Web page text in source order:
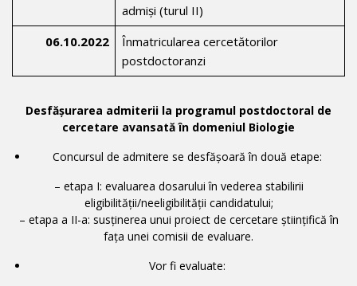
admiși (turul II)
06.10.2022
Înmatricularea cercetătorilor
postdoctoranzi
Desfășurarea admiterii la programul postdoctoral de
cercetare avansată în domeniul Biologie
Concursul de admitere se desfășoară în două etape:
– etapa I: evaluarea dosarului în vederea stabilirii
eligibilității/neeligibilității candidatului;
– etapa a II-a: susținerea unui proiect de cercetare științifică în
fața unei comisii de evaluare.
Vor fi evaluate: